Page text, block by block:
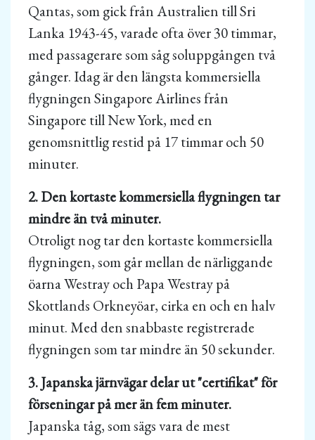
Qantas, som gick från Australien till Sri
Lanka 1943-45, varade ofta över 30 timmar,
med passagerare som såg soluppgången två
gånger. Idag är den längsta kommersiella
flygningen Singapore Airlines från
Singapore till New York, med en
genomsnittlig restid på 17 timmar och 50
minuter.
2. Den kortaste kommersiella flygningen tar
mindre än två minuter.
Otroligt nog tar den kortaste kommersiella
flygningen, som går mellan de närliggande
öarna Westray och Papa Westray på
Skottlands Orkneyöar, cirka en och en halv
minut. Med den snabbaste registrerade
flygningen som tar mindre än 50 sekunder.
3. Japanska järnvägar delar ut "certifikat" för
förseningar på mer än fem minuter.
Japanska tåg, som sägs vara de mest